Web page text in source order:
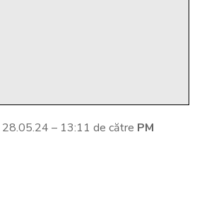
28.05.24 – 13:11 de către PM